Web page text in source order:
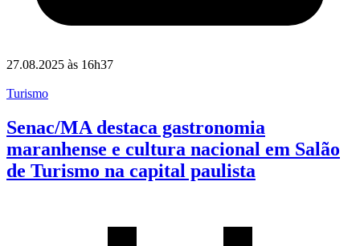
27.08.2025 às 16h37
Turismo
Senac/MA destaca gastronomia
maranhense e cultura nacional em Salão
de Turismo na capital paulista